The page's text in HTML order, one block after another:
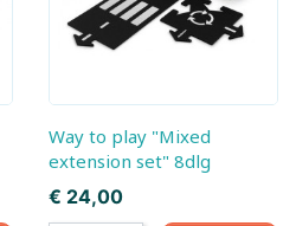
Way to play "Mixed
extension set" 8dlg
Prijs
€ 24,00